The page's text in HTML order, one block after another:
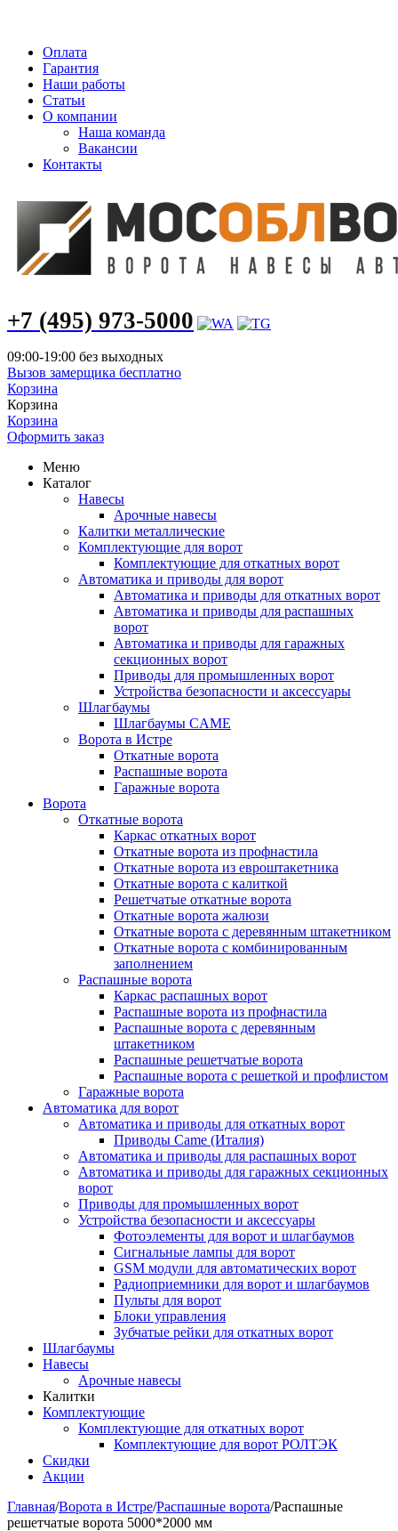
Оплата
Гарантия
Наши работы
Статьи
О компании
Наша команда
Вакансии
Контакты
+7 (495) 973-5000
09:00-19:00 без выходных
Вызов замерщика бесплатно
Корзина
Корзина
Корзина
Оформить заказ
Меню
Каталог
Навесы
Арочные навесы
Калитки металлические
Комплектующие для ворот
Комплектующие для откатных ворот
Автоматика и приводы для ворот
Автоматика и приводы для откатных ворот
Автоматика и приводы для распашных
ворот
Автоматика и приводы для гаражных
секционных ворот
Приводы для промышленных ворот
Устройства безопасности и аксессуары
Шлагбаумы
Шлагбаумы CAME
Ворота в Истре
Откатные ворота
Распашные ворота
Гаражные ворота
Ворота
Откатные ворота
Каркас откатных ворот
Откатные ворота из профнастила
Откатные ворота из евроштакетника
Откатные ворота с калиткой
Решетчатые откатные ворота
Откатные ворота жалюзи
Откатные ворота с деревянным штакетником
Откатные ворота с комбинированным
заполнением
Распашные ворота
Каркас распашных ворот
Распашные ворота из профнастила
Распашные ворота с деревянным
штакетником
Распашные решетчатые ворота
Распашные ворота с решеткой и профлистом
Гаражные ворота
Автоматика для ворот
Автоматика и приводы для откатных ворот
Приводы Came (Италия)
Автоматика и приводы для распашных ворот
Автоматика и приводы для гаражных секционных
ворот
Приводы для промышленных ворот
Устройства безопасности и аксессуары
Фотоэлементы для ворот и шлагбаумов
Сигнальные лампы для ворот
GSM модули для автоматических ворот
Радиоприемники для ворот и шлагбаумов
Пульты для ворот
Блоки управления
Зубчатые рейки для откатных ворот
Шлагбаумы
Навесы
Арочные навесы
Калитки
Комплектующие
Комплектующие для откатных ворот
Комплектующие для ворот РОЛТЭК
Скидки
Акции
Главная/Ворота в Истре/Распашные ворота/Распашные
решетчатые ворота 5000*2000 мм